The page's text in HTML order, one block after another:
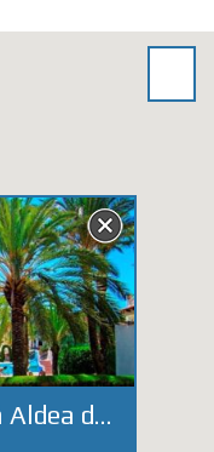
*SOLGT* Leilighet på Aldea del Mar ved Los Locos stranden.